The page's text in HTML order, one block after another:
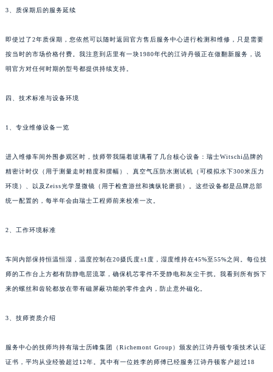
3、质保期后的服务延续
即使过了2年质保期，您依然可以随时返回官方售后服务中心进行检测和维修，只是需要
按当时的市场价格付费。我注意到店里有一块1980年代的江诗丹顿正在做翻新服务，说
明官方对任何时期的型号都提供持续支持。
四、技术标准与设备环境
1、专业维修设备一览
进入维修车间外围参观区时，技师带我隔着玻璃看了几台核心设备：瑞士Witschi品牌的
精密计时仪（用于测量走时精度和摆幅）、真空气压防水测试机（可模拟水下300米压力
环境）、以及Zeiss光学显微镜（用于检查游丝和擒纵轮磨损）。这些设备都是品牌总部
统一配置的，每半年会由瑞士工程师前来校准一次。
2、工作环境标准
车间内部保持恒温恒湿，温度控制在20摄氏度±1度，湿度维持在45%至55%之间。每位技
师的工作台上方都有防静电层流罩，确保机芯零件不受静电和灰尘干扰。我看到所有拆下
来的螺丝和齿轮都放在带有磁屏蔽功能的零件盒内，防止意外磁化。
3、技师资质介绍
服务中心的技师均持有瑞士历峰集团（Richemont Group）颁发的江诗丹顿专项技术认证
证书，平均从业经验超过12年。其中有一位姓李的师傅已经服务江诗丹顿客户超过18